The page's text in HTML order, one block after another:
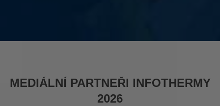
MEDIÁLNÍ PARTNEŘI INFOTHERMY
2026